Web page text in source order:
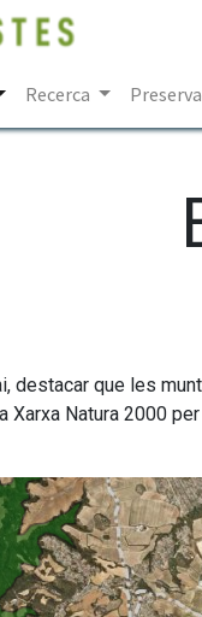
Recerca
destacar que les
Xarxa Natura 2000